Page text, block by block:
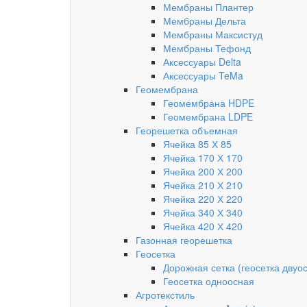
Мембраны Плантер
Мембраны Дельта
Мембраны Максистуд
Мембраны Тефонд
Аксессуары Delta
Аксессуары TeMa
Геомембрана
Геомембрана HDPE
Геомембрана LDPE
Георешетка объемная
Ячейка 85 Х 85
Ячейка 170 Х 170
Ячейка 200 Х 200
Ячейка 210 Х 210
Ячейка 220 Х 220
Ячейка 340 Х 340
Ячейка 420 Х 420
Газонная георешетка
Геосетка
Дорожная сетка (геосетка
Геосетка одноосная
Агротекстиль